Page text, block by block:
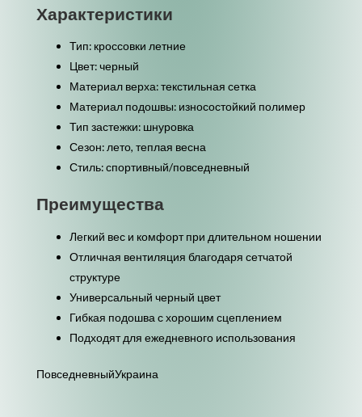
Характеристики
Тип: кроссовки летние
Цвет: черный
Материал верха: текстильная сетка
Материал подошвы: износостойкий полимер
Тип застежки: шнуровка
Сезон: лето, теплая весна
Стиль: спортивный/повседневный
Преимущества
Легкий вес и комфорт при длительном ношении
Отличная вентиляция благодаря сетчатой ​​
структуре
Универсальный черный цвет
Гибкая подошва с хорошим сцеплением
Подходят для ежедневного использования
ПовседневныйУкраина